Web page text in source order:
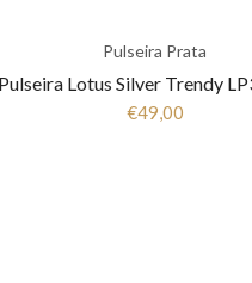
Pulseira Prata
€49,00